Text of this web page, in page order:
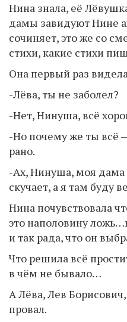
Нина знала, её
дамы завидуют Нине
сочиняет, это же со
стихи, какие стихи
Она первый раз
-Лёва, ты не заболел?
-Нет, Нинуша, всё
-Но почему же ты всё
рано.
-Ах, Нинуша, моя дама
скучает, а я там буду
Нина почувствовала
это наполовину
и так рада, что он
Что решила всё
в чём не бывало…
А Лёва, Лев
провал.